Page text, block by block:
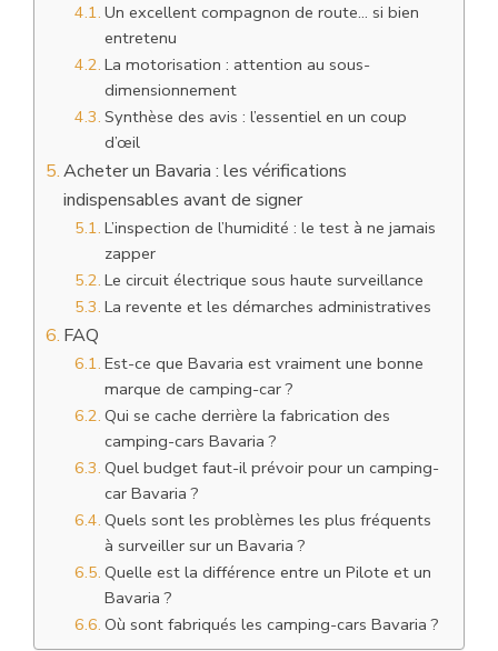
Un excellent compagnon de route… si bien
entretenu
La motorisation : attention au sous-
dimensionnement
Synthèse des avis : l’essentiel en un coup
d’œil
Acheter un Bavaria : les vérifications
indispensables avant de signer
L’inspection de l’humidité : le test à ne jamais
zapper
Le circuit électrique sous haute surveillance
La revente et les démarches administratives
FAQ
Est-ce que Bavaria est vraiment une bonne
marque de camping-car ?
Qui se cache derrière la fabrication des
camping-cars Bavaria ?
Quel budget faut-il prévoir pour un camping-
car Bavaria ?
Quels sont les problèmes les plus fréquents
à surveiller sur un Bavaria ?
Quelle est la différence entre un Pilote et un
Bavaria ?
Où sont fabriqués les camping-cars Bavaria ?